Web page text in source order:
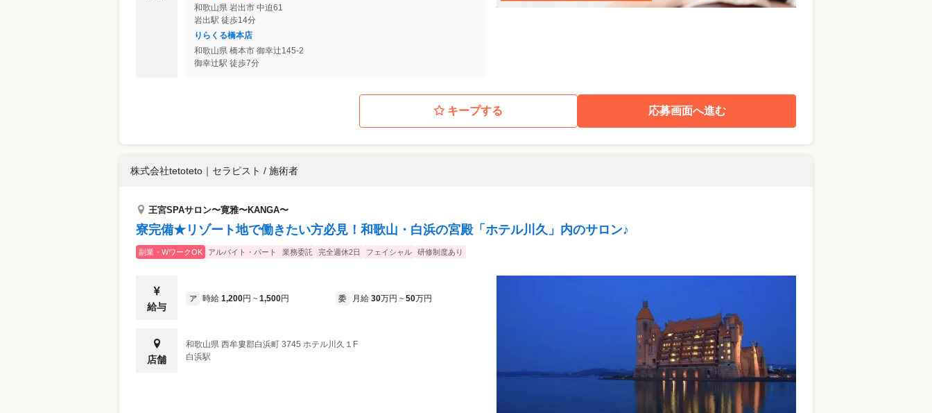
和歌山県 岩出市 中迫61
岩出駅 徒歩14分
りらくる橋本店
和歌山県 橋本市 御幸辻145-2
御幸辻駅 徒歩7分
キープする 応募画面へ進む
株式会社tetoteto ｜ セラピスト / 施術者
王宮SPAサロン〜寛雅〜KANGA〜
寮完備★リゾート地で働きたい方必見！和歌山・白浜の宮殿「ホテル川久」内のサロン♪
副業・WワークOK アルバイト・パート 業務委託 完全週休2日 フェイシャル 研修制度あり
給与
ア 時給 1,200円 ~ 1,500円 委 月給 30万円 ~ 50万円
店舗
和歌山県 西牟婁郡白浜町 3745 ホテル川久１F
白浜駅